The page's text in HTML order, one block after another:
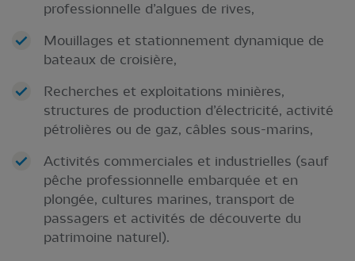
professionnelle d’algues de rives,
Mouillages et stationnement dynamique de
bateaux de croisière,
Recherches et exploitations minières,
structures de production d’électricité, activité
pétrolières ou de gaz, câbles sous-marins,
Activités commerciales et industrielles (sauf
pêche professionnelle embarquée et en
plongée, cultures marines, transport de
passagers et activités de découverte du
patrimoine naturel).